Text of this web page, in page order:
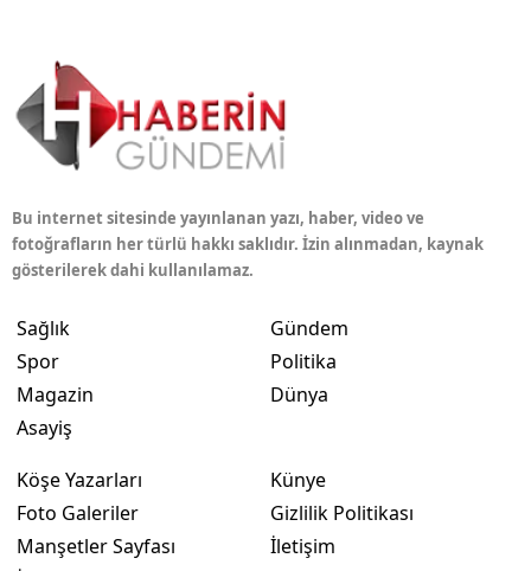
Bu internet sitesinde yayınlanan yazı, haber, video ve
fotoğrafların her türlü hakkı saklıdır. İzin alınmadan, kaynak
gösterilerek dahi kullanılamaz.
Sağlık
Spor
Magazin
Asayiş
Gündem
Politika
Dünya
Köşe Yazarları
Foto Galeriler
Manşetler Sayfası
Künye
Gizlilik Politikası
İletişim